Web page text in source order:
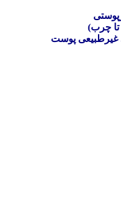
چرب)
غیرطبیعی پوست